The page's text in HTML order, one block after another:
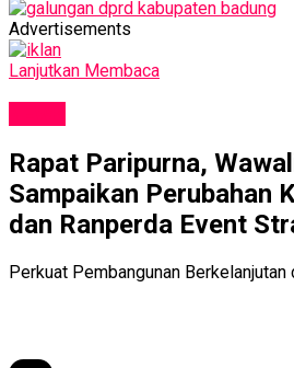
Advertisements
Lanjutkan Membaca
Rapat Paripurna,
Sampaikan Perubahan
dan Ranperda Event
Perkuat Pembangunan